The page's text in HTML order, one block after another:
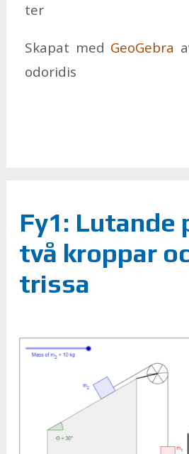
ter
Ska­pat med Geo­Ge­bra
odo­ri­dis
Fy1: Lutande
två kroppar
trissa